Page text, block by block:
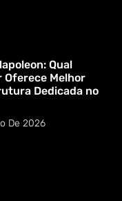
Qual
Oferece Melhor
Dedicada no
De 2026